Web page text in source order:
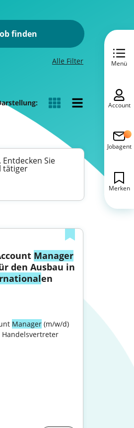
finden
Alle Filter
Sie
tätiger
Manager
den Ausbau in
en
Manager (m/w/d)
Menü
Account
Jobagent
Merken